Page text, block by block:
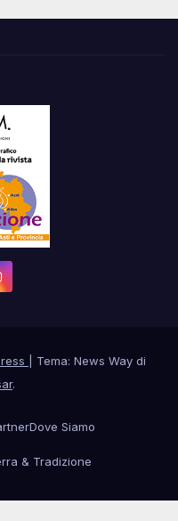
Tema: News Way di
.
Dove Siamo
& Tradizione